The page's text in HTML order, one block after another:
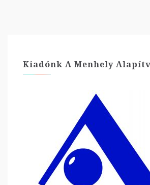
Kiadónk A Menhely